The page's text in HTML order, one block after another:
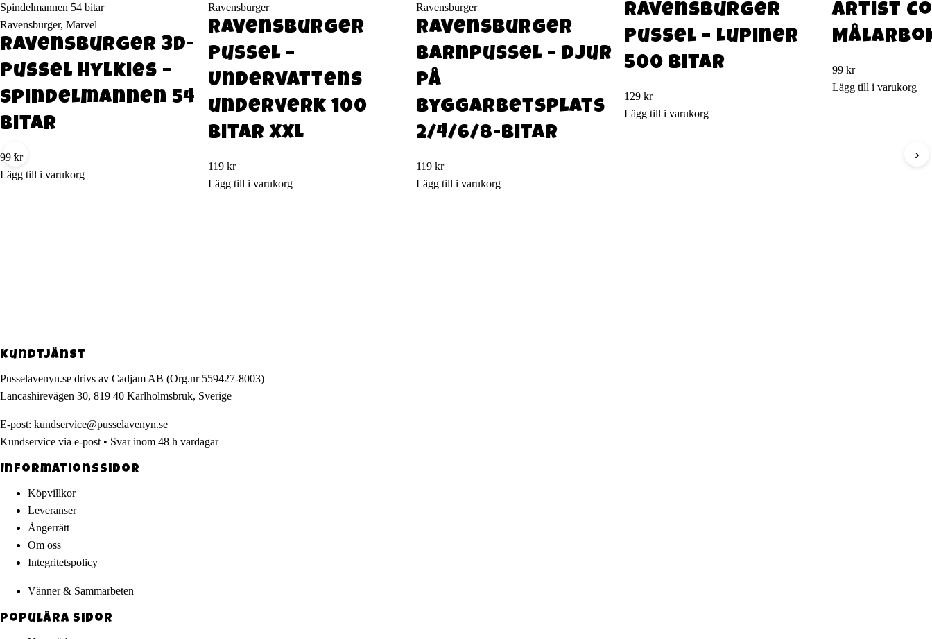
‹
Ravensburger, Marvel
Ravensburger 3D-
Pussel Hylkies –
Spindelmannen 54
bitar
99 kr
Lägg till i varukorg
Ravensburger
Ravensburger
Pussel –
Undervattens
underverk 100
bitar XXL
119 kr
Lägg till i varukorg
Ravensburger
Ravensburger
Barnpussel – Djur
på
byggarbetsplats
2/4/6/8-bitar
119 kr
Lägg till i varukorg
Ravensburger
Pussel – Lupiner
500 bitar
129 kr
Lägg till i varukorg
Artist
99 kr
Lägg till i varukorg
›
Kundtjänst
Pusselavenyn.se drivs av Cadjam AB (Org.nr 559427-8003)
Lancashirevägen 30, 819 40 Karlholmsbruk, Sverige
E-post: kundservice@pusselavenyn.se
Kundservice via e-post • Svar inom 48 h vardagar
Informationssidor
Köpvillkor
Leveranser
Ångerrätt
Om oss
Integritetspolicy
Vänner & Sammarbeten
Populära sidor